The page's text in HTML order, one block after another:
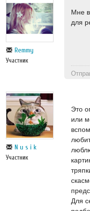
Remmy
Участник
Мне
для
N u s i k
Участник
Это
или
Для